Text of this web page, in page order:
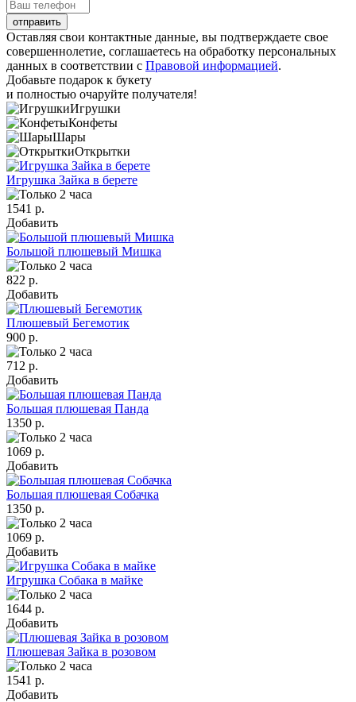
отправить
Оставляя свои контактные данные, вы подтверждаете свое
совершеннолетие, соглашаетесь на обработку персональных
данных в соответствии с Правовой информацией.
Добавьте подарок к букету
и полностью очаруйте получателя!
Игрушки
Конфеты
Шары
Открытки
Игрушка Зайка в берете
1541 р.
Добавить
Большой плюшевый Мишка
822 р.
Добавить
Плюшевый Бегемотик
900 р.
712 р.
Добавить
Большая плюшевая Панда
1350 р.
1069 р.
Добавить
Большая плюшевая Собачка
1350 р.
1069 р.
Добавить
Игрушка Собака в майке
1644 р.
Добавить
Плюшевая Зайка в розовом
1541 р.
Добавить